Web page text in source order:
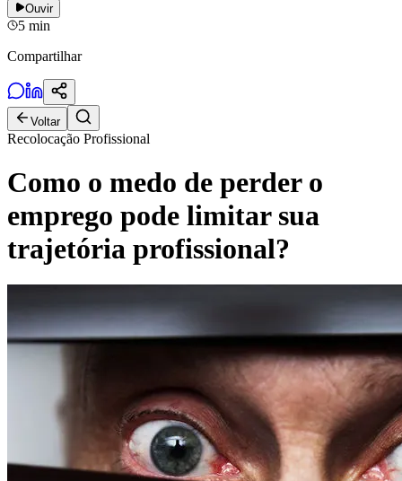
Ouvir
5 min
Compartilhar
Voltar
Recolocação Profissional
Como o medo de perder o
emprego pode limitar sua
trajetória profissional?